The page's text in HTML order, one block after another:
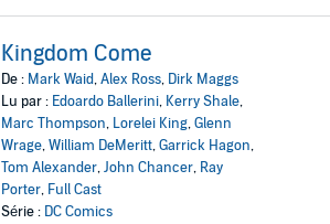
Kingdom Come
De : Mark Waid,Alex Ross, Dirk Maggs
Lu par : Edoardo Ballerini, Kerry Shale,
Marc Thompson, Lorelei King,Glenn
Wrage,William DeMeritt,Garrick Hagon,
Tom Alexander,John Chancer, Ray
Porter, Full Cast
Série : DC Comics